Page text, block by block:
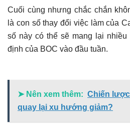
Cuối cùng nhưng chắc chắn
là con số thay đổi việc làm của
số này có thể sẽ mang lại
định của BOC vào đầu tuần.
➤ Nên xem thêm: Chiến
quay lại xu hướng giảm?